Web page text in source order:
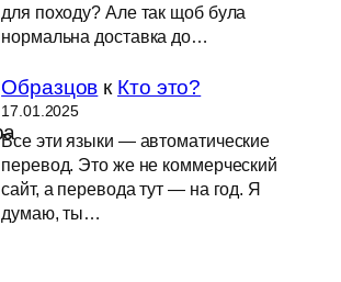
для походу? Але так щоб була
нормальна доставка до…
Образцов к Кто это?
17.01.2025
Все эти языки — автоматические
перевод. Это же не коммерческий
сайт, а перевода тут — на год. Я
думаю, ты…